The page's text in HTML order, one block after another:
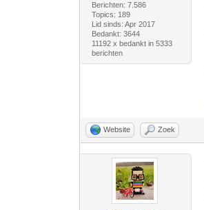
Berichten: 7.586
Topics: 189
Lid sinds: Apr 2017
Bedankt: 3644
11192 x bedankt in 5333
berichten
Website Zoek